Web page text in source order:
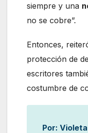
siempre y una
no se cobre”.
Entonces,
protección de
escritores
costumbre de
Por: